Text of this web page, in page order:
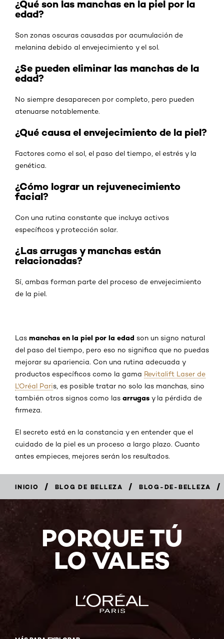
¿Qué son las manchas en la piel por la
edad?
Son zonas oscuras causadas por acumulación de
melanina debido al envejecimiento y el sol.
¿Se pueden eliminar las manchas de la
edad?
No siempre desaparecen por completo, pero pueden
atenuarse notablemente.
¿Qué causa el envejecimiento de la piel?
Factores como el sol, el paso del tiempo, el estrés y la
genética.
¿Cómo lograr un rejuvenecimiento
facial?
Con una rutina constante que incluya activos
específicos y protección solar.
¿Las arrugas y manchas están
relacionadas?
Sí, ambas forman parte del proceso de envejecimiento
de la piel.
Las manchas en la piel por la edad son un signo natural
del paso del tiempo, pero eso no significa que no puedas
mejorar su apariencia. Con una rutina adecuada y
productos específicos como la gama Revitalift Laser de
L'Oréal Paris , es posible tratar no solo las manchas, sino
también otros signos como las arrugas y la pérdida de
firmeza.
El secreto está en la constancia y en entender que el
cuidado de la piel es un proceso a largo plazo. Cuanto
antes empieces, mejores serán los resultados.
INICIO / BLOG DE BELLEZA / BLOG-DE-BELLEZA /
PORQUE TÚ
LO VALES